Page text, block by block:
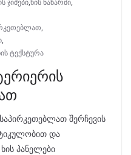
,
,
ტექსტურა
შერჩევის
და
პანელები